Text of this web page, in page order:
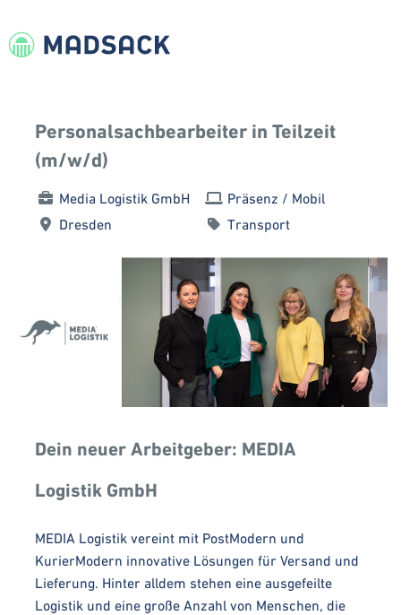
Personalsachbearbeiter in Teilzeit
(m/w/d)
Media Logistik GmbH
Dresden
Präsenz / Mobil
Transport
Dein neuer Arbeitgeber: MEDIA
Logistik GmbH
MEDIA Logistik vereint mit PostModern und
KurierModern innovative Lösungen für Versand und
Lieferung. Hinter alldem stehen eine ausgefeilte
Logistik und eine große Anzahl von Menschen, die